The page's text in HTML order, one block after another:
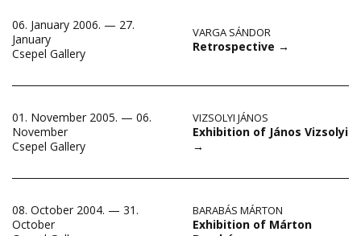
06. January 2006. — 27.
January
Csepel Gallery
VARGA SÁNDOR
Retrospective →
01. November 2005. — 06.
November
Csepel Gallery
VIZSOLYI JÁNOS
Exhibition of János Vizsolyi
→
08. October 2004. — 31.
October
BARABÁS MÁRTON
Exhibition of Márton